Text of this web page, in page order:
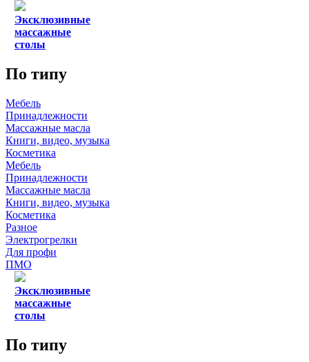
Эксклюзивные
массажные
столы
По типу
Мебель
Принадлежности
Массажные масла
Книги, видео, музыка
Косметика
Мебель
Принадлежности
Массажные масла
Книги, видео, музыка
Косметика
Разное
Электрогрелки
Для профи
ПМО
Эксклюзивные
массажные
столы
По типу